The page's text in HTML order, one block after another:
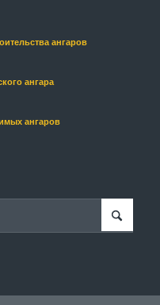
ангаров
ангара
ангаров